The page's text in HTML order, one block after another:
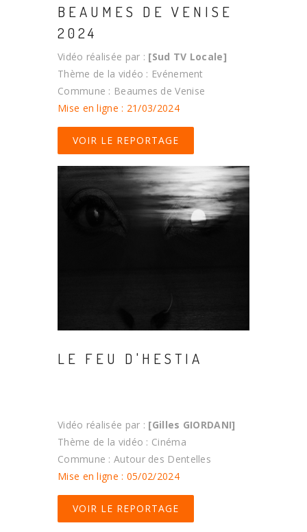
BEAUMES DE VENISE
2024
Vidéo réalisée par : [Sud TV Locale]
Thème de la vidéo : Evénement
Commune : Beaumes de Venise
Mise en ligne : 21/03/2024
VOIR LE REPORTAGE
LE FEU D'HESTIA
Vidéo réalisée par : [Gilles GIORDANI]
Thème de la vidéo : Cinéma
Commune : Autour des Dentelles
Mise en ligne : 05/02/2024
VOIR LE REPORTAGE